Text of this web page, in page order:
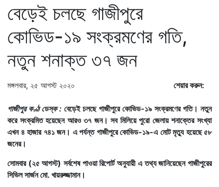
বেড়েই চলছে গাজীপুরে
কোভিড-১৯ সংক্রমণের গতি,
নতুন শনাক্ত ৩৭ জন
মঙ্গলবার, ২৫ আগস্ট ২০২০ শেয়ার করুন:
গাজীপুর কণ্ঠ ডেস্ক : বেড়েই চলছে গাজীপুরে কোভিড-১৯ সংক্রমণের গতি। নতুন
করে সংক্রমিত হয়েছেন আরও ৩৭ জন। সব মিলিয়ে পুরো জেলায় শনাক্তের সংখ্যা
এখন ৪ হাজার ৭৪১ জন। এ পর্যন্ত গাজীপুরে কোভিড-১৯-এ মোট মৃত্যু হয়েছে ৫৮
জনের।
সোমবার (২৫ আগস্ট) সর্বশেষ পাওয়া রিপোর্ট অনুযায়ী এ তথ্য জানিয়েছেন গাজীপুরের
সিভিল সার্জন মো. খায়রুজ্জামান।